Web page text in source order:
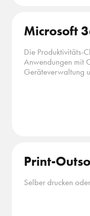
Microsoft
Die Produktivitäts-
Anwendungen mit
Geräteverwaltung
Print-
Selber drucken